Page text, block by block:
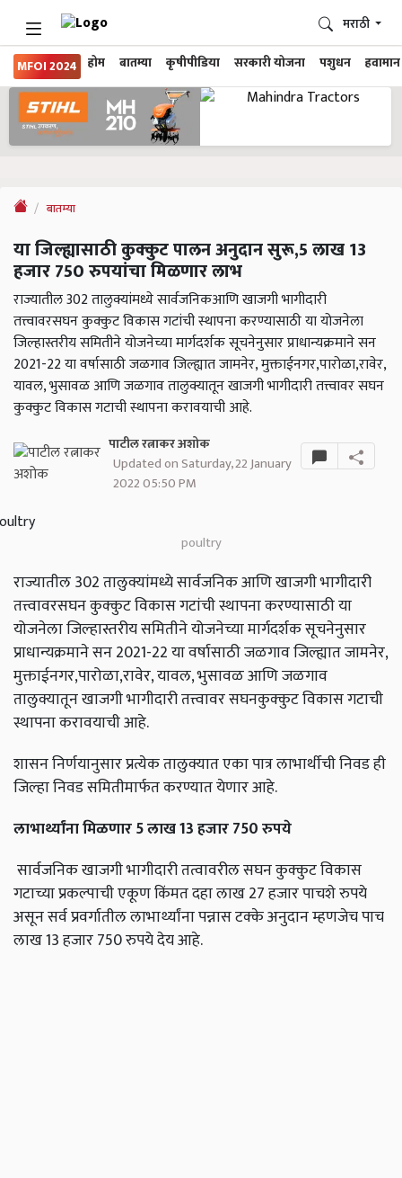
MFOI 2024 होम बातम्या कृषीपीडिया सरकारी योजना पशुधन हवामान
मराठी
बातम्या
या जिल्ह्यासाठी कुक्कुट पालन अनुदान सुरू,5 लाख 13
हजार 750 रुपयांचा मिळणार लाभ
राज्यातील 302 तालुक्यांमध्ये सार्वजनिकआणि खाजगी भागीदारी
तत्त्वावरसघन कुक्कुट विकास गटांची स्थापना करण्यासाठी या योजनेला
जिल्हास्तरीय समितीने योजनेच्या मार्गदर्शक सूचनेनुसार प्राधान्यक्रमाने सन
2021-22 या वर्षासाठी जळगाव जिल्ह्यात जामनेर, मुक्ताईनगर,पारोळा,रावेर,
यावल, भुसावळ आणि जळगाव तालुक्यातून खाजगी भागीदारी तत्त्वावर सघन
कुक्कुट विकास गटाची स्थापना करावयाची आहे.
पाटील रत्नाकर अशोक
Updated on Saturday, 22 January
2022 05:50 PM
poultry
राज्यातील 302 तालुक्यांमध्ये सार्वजनिक आणि खाजगी भागीदारी
तत्त्वावरसघन कुक्कुट विकास गटांची स्थापना करण्यासाठी या
योजनेला जिल्हास्तरीय समितीने योजनेच्या मार्गदर्शक सूचनेनुसार
प्राधान्यक्रमाने सन 2021-22 या वर्षासाठी जळगाव जिल्ह्यात जामनेर,
मुक्ताईनगर,पारोळा,रावेर, यावल, भुसावळ आणि जळगाव
तालुक्यातून खाजगी भागीदारी तत्त्वावर सघनकुक्कुट विकास गटाची
स्थापना करावयाची आहे.
शासन निर्णयानुसार प्रत्येक तालुक्यात एका पात्र लाभार्थीची निवड ही
जिल्हा निवड समितीमार्फत करण्यात येणार आहे.
लाभार्थ्यांना मिळणार 5 लाख 13 हजार 750 रुपये
सार्वजनिक खाजगी भागीदारी तत्वावरील सघन कुक्कुट विकास
गटाच्या प्रकल्पाची एकूण किंमत दहा लाख 27 हजार पाचशे रुपये
असून सर्व प्रवर्गातील लाभार्थ्यांना पन्नास टक्के अनुदान म्हणजेच पाच
लाख 13 हजार 750 रुपये देय आहे.